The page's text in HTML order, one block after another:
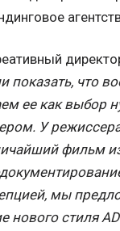
что
ее как выбор
У
фильм
мы
нового стиля